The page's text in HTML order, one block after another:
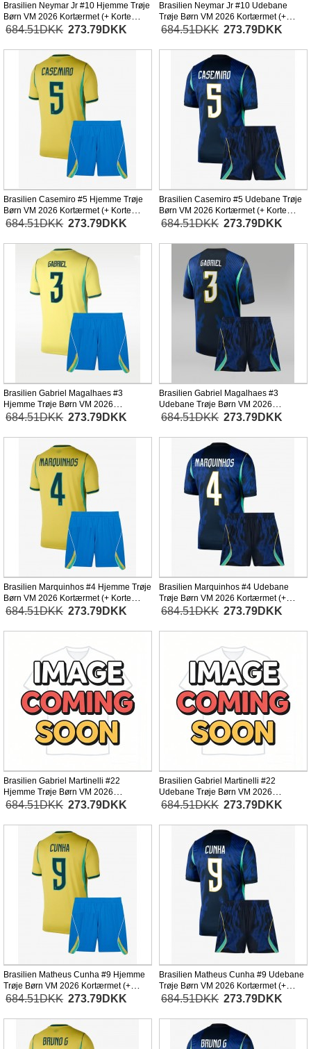
Brasilien Neymar Jr #10 Hjemme Trøje
Børn VM 2026 Kortærmet (+ Korte
bukser)
684.51DKK 273.79DKK
Brasilien Neymar Jr #10 Udebane
Trøje Børn VM 2026 Kortærmet (+
Korte bukser)
684.51DKK 273.79DKK
Brasilien Casemiro #5 Hjemme Trøje
Børn VM 2026 Kortærmet (+ Korte
bukser)
684.51DKK 273.79DKK
Brasilien Casemiro #5 Udebane Trøje
Børn VM 2026 Kortærmet (+ Korte
bukser)
684.51DKK 273.79DKK
Brasilien Gabriel Magalhaes #3
Hjemme Trøje Børn VM 2026
Kortærmet (+ Korte bukser)
684.51DKK 273.79DKK
Brasilien Gabriel Magalhaes #3
Udebane Trøje Børn VM 2026
Kortærmet (+ Korte bukser)
684.51DKK 273.79DKK
Brasilien Marquinhos #4 Hjemme Trøje
Børn VM 2026 Kortærmet (+ Korte
bukser)
684.51DKK 273.79DKK
Brasilien Marquinhos #4 Udebane
Trøje Børn VM 2026 Kortærmet (+
Korte bukser)
684.51DKK 273.79DKK
Brasilien Gabriel Martinelli #22
Hjemme Trøje Børn VM 2026
Kortærmet (+ Korte bukser)
684.51DKK 273.79DKK
Brasilien Gabriel Martinelli #22
Udebane Trøje Børn VM 2026
Kortærmet (+ Korte bukser)
684.51DKK 273.79DKK
Brasilien Matheus Cunha #9 Hjemme
Trøje Børn VM 2026 Kortærmet (+
Korte bukser)
684.51DKK 273.79DKK
Brasilien Matheus Cunha #9 Udebane
Trøje Børn VM 2026 Kortærmet (+
Korte bukser)
684.51DKK 273.79DKK